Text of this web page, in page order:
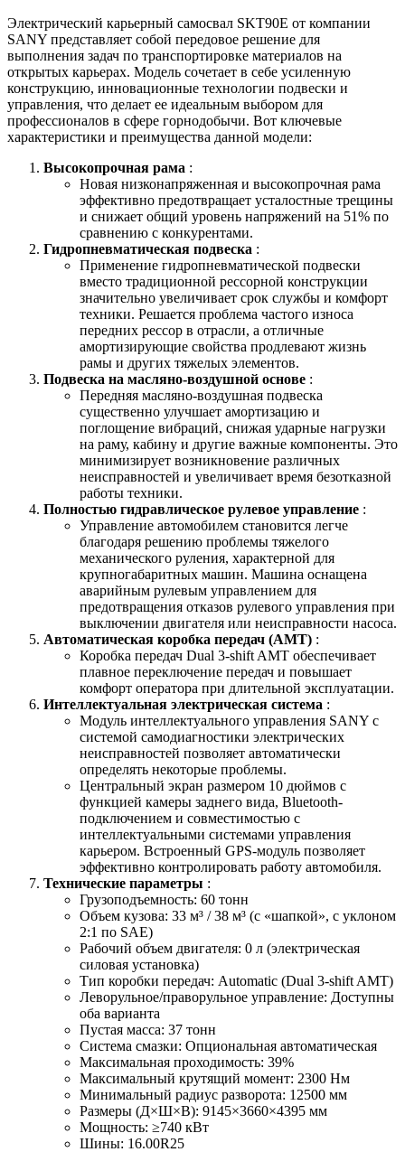
Электрический карьерный самосвал SKT90E от компании
SANY представляет собой передовое решение для
выполнения задач по транспортировке материалов на
открытых карьерах. Модель сочетает в себе усиленную
конструкцию, инновационные технологии подвески и
управления, что делает ее идеальным выбором для
профессионалов в сфере горнодобычи. Вот ключевые
характеристики и преимущества данной модели:
Высокопрочная рама :
Новая низконапряженная и высокопрочная рама
эффективно предотвращает усталостные трещины
и снижает общий уровень напряжений на 51% по
сравнению с конкурентами.
Гидропневматическая подвеска :
Применение гидропневматической подвески
вместо традиционной рессорной конструкции
значительно увеличивает срок службы и комфорт
техники. Решается проблема частого износа
передних рессор в отрасли, а отличные
амортизирующие свойства продлевают жизнь
рамы и других тяжелых элементов.
Подвеска на масляно-воздушной основе :
Передняя масляно-воздушная подвеска
существенно улучшает амортизацию и
поглощение вибраций, снижая ударные нагрузки
на раму, кабину и другие важные компоненты. Это
минимизирует возникновение различных
неисправностей и увеличивает время безотказной
работы техники.
Полностью гидравлическое рулевое управление :
Управление автомобилем становится легче
благодаря решению проблемы тяжелого
механического руления, характерной для
крупногабаритных машин. Машина оснащена
аварийным рулевым управлением для
предотвращения отказов рулевого управления при
выключении двигателя или неисправности насоса.
Автоматическая коробка передач (AMT) :
Коробка передач Dual 3-shift AMT обеспечивает
плавное переключение передач и повышает
комфорт оператора при длительной эксплуатации.
Интеллектуальная электрическая система :
Модуль интеллектуального управления SANY с
системой самодиагностики электрических
неисправностей позволяет автоматически
определять некоторые проблемы.
Центральный экран размером 10 дюймов с
функцией камеры заднего вида, Bluetooth-
подключением и совместимостью с
интеллектуальными системами управления
карьером. Встроенный GPS-модуль позволяет
эффективно контролировать работу автомобиля.
Технические параметры :
Грузоподъемность: 60 тонн
Объем кузова: 33 м³ / 38 м³ (c «шапкой», с уклоном
2:1 по SAE)
Рабочий объем двигателя: 0 л (электрическая
силовая установка)
Тип коробки передач: Automatic (Dual 3-shift AMT)
Леворульное/праворульное управление: Доступны
оба варианта
Пустая масса: 37 тонн
Система смазки: Опциональная автоматическая
Максимальная проходимость: 39%
Максимальный крутящий момент: 2300 Нм
Минимальный радиус разворота: 12500 мм
Размеры (Д×Ш×В): 9145×3660×4395 мм
Мощность: ≥740 кВт
Шины: 16.00R25